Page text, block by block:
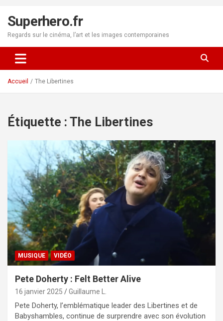
contenu
Superhero.fr
Regards sur le cinéma, l’art et les images contemporaines
Accueil The Libertines
Étiquette : The Libertines
MUSIQUE VIDÉO
Pete Doherty : Felt Better Alive
16 janvier 2025 Guillaume L.
Pete Doherty, l’emblématique leader des Libertines et de
Babyshambles, continue de surprendre avec son évolution